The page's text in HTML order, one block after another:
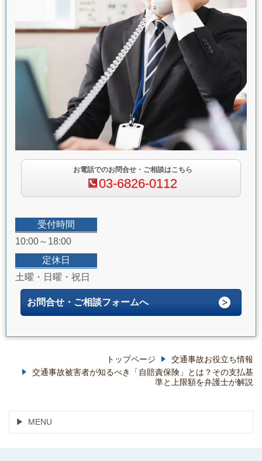
お電話でのお問合せ・ご相談はこちら
03-6826-0112
受付時間
10:00～18:00
定休日
土曜・日曜・祝日
お問合せ・ご相談フォームへ
トップページ
交通事故お役立ち情報
交通事故被害者が知るべき「自賠責保険」とは？その支払基
準と上限額を弁護士が解説
MENU